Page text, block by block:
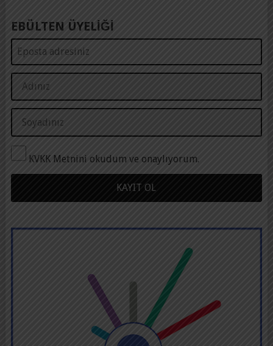
EBÜLTEN ÜYELİĞİ
KVKK Metnini okudum ve onaylıyorum.